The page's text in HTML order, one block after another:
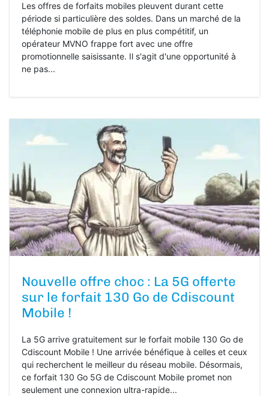
Les offres de forfaits mobiles pleuvent durant cette
période si particulière des soldes. Dans un marché de la
téléphonie mobile de plus en plus compétitif, un
opérateur MVNO frappe fort avec une offre
promotionnelle saisissante. Il s'agit d'une opportunité à
ne pas...
Nouvelle offre choc : La 5G offerte
sur le forfait 130 Go de Cdiscount
Mobile !
La 5G arrive gratuitement sur le forfait mobile 130 Go de
Cdiscount Mobile ! Une arrivée bénéfique à celles et ceux
qui recherchent le meilleur du réseau mobile. Désormais,
ce forfait 130 Go 5G de Cdiscount Mobile promet non
seulement une connexion ultra-rapide...